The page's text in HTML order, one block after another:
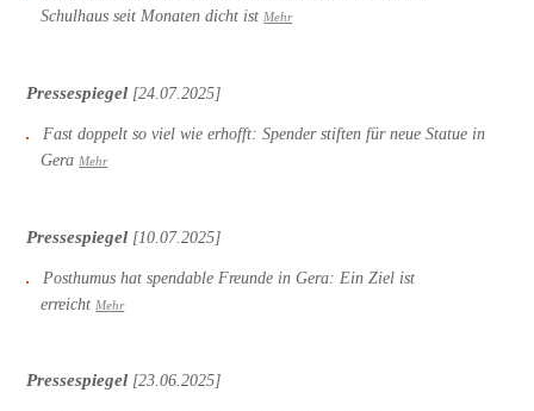
Schulhaus seit Monaten dicht ist Mehr
Pressespiegel [24.07.2025]
Fast doppelt so viel wie erhofft: Spender stiften für neue Statue in
Gera Mehr
Pressespiegel [10.07.2025]
Posthumus hat spendable Freunde in Gera: Ein Ziel ist
erreicht Mehr
Pressespiegel [23.06.2025]